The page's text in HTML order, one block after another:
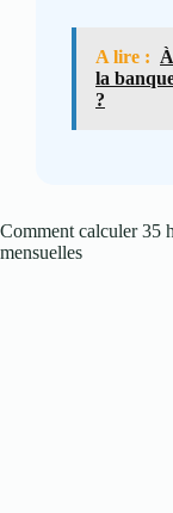
A lire :
la
?
Comment calculer 35
mensuelles